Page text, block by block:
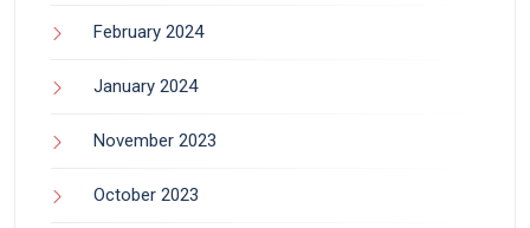
February 2024
January 2024
November 2023
October 2023